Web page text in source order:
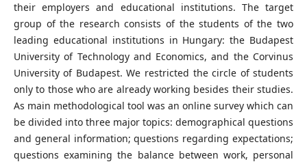
their employers and educational institutions. The target
group of the research consists of the students of the two
leading educational institutions in Hungary: the Budapest
University of Technology and Economics, and the Corvinus
University of Budapest. We restricted the circle of students
only to those who are already working besides their studies.
As main methodological tool was an online survey which can
be divided into three major topics: demographical questions
and general information; questions regarding expectations;
questions examining the balance between work, personal